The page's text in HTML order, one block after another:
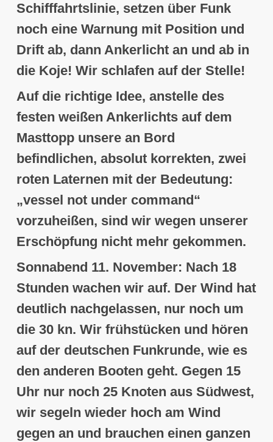
Schifffahrtslinie, setzen über Funk
noch eine Warnung mit Position und
Drift ab, dann Ankerlicht an und ab in
die Koje! Wir schlafen auf der Stelle!
Auf die richtige Idee, anstelle des
festen weißen Ankerlichtsauf dem
Masttopp unsere an Bord
befindlichen, absolut korrekten, zwei
roten Laternen mit der Bedeutung:
„vessel not under command“
vorzuheißen, sind wir wegen unserer
Erschöpfung nicht mehr gekommen.
Sonnabend 11. November: Nach 18
Stunden wachen wir auf. Der Wind hat
deutlich nachgelassen, nur noch um
die 30 kn. Wir frühstücken und hören
auf der deutschen Funkrunde, wie es
den anderen Booten geht. Gegen 15
Uhr nur noch 25 Knoten aus Südwest,
wir segeln wieder hoch am Wind
gegen an und brauchen einen ganzen